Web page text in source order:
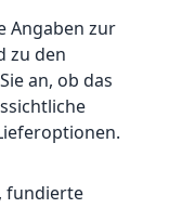
Angaben zur
zu den
an, ob das
fundierte